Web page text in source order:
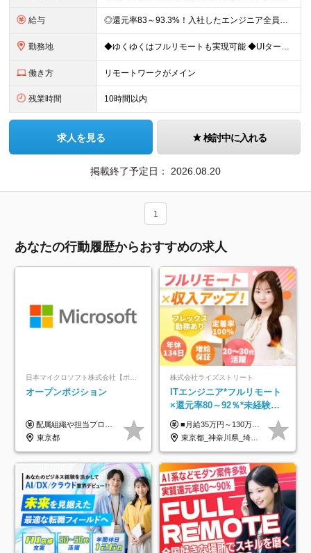
給与 ◎還元率83～93.3%！入社したエンジニア全員年収UP（平均160万円UP/平均月給45万円） ◎上昇還元率制・単価連動型⇒会社利益は最大10万円！残り全てを還元 ◎平均月単価は67万円 月給40
勤務地 ◆ゆくゆくはフルリモートも実現可能 ◆UIターン歓迎！転勤なし 【本社】 〒155-0032 東京都世田谷区代沢5-30-2 A＊G下北沢2F-2 ＼理想の働き方を実現／ ・在宅勤務と出社を自由に
働き方 リモートワークがメイン
残業時間 10時間以内
求人を見る 検討中に入れる
掲載終了予定日： 2026.08.20
1
あなたの行動履歴からおすすめの求人
日本マイクロソフト株式会社【ポジションマッチ登録】
オープンポジション
配属組織や担当プロジェクトにより異なります。 ▼参考情報 ----------------------- 年俸650万～（1/12を月々支給） ※経験、能力を考慮の上、当社規定により優遇いたします。 ※時間外、休日出勤、深夜手当に対する賃金も基本年俸に含みます。
東京都
株式会社ライズストリート
ITエンジニア*フルリモート
×還元率80～92％*未経験歓
迎*年休134日*月給35万～*
定着率100%
■月給35万円～130万円＋賞与年2回＋各種手当 ※システムエンジニアの経験をお持ちの方は月給41万円以上＋賞与年2回（108万円～）＋手当 ■単価（年収）アップのチャンスは最大年12回 ※残業代は1分単位で100％全額支給。サービス残業などは一切ありません ※試用期間6ヵ月（試用期間中の待遇・給与に差はありません）
東京都_神奈川県_埼玉県_千葉県_大阪府_愛知県_北海道_青森県_岩手県_宮城県_秋田県_山形県_福島県_茨城県_栃木県_群馬県_新潟県_山梨県_長野県_富山県_石川県_福井県_静岡県_岐阜県_三重県_兵庫県_京都府_滋賀県_奈良県_和歌山県_広島県_岡山県_鳥取県_島根県_山口県_徳島県_香川県_愛媛県_高知県_福岡県_熊本県_佐賀県_長崎県_大分県_宮崎県_鹿児島県_沖縄県